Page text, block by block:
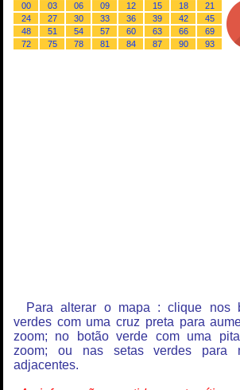
00 03 06 09 12 15 18
21
24
27 30 33 36 39 42
45
48
51 54 57 60 63 66
69
72
75 78 81 84 87 90 93
Para alterar o mapa : clique nos
verdes com uma cruz preta para
zoom; no botão verde com uma
zoom; ou nas setas verdes para
adjacentes.